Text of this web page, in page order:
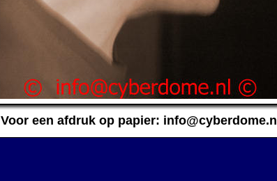
Voor een afdruk op papier: info@cyberdome.nl